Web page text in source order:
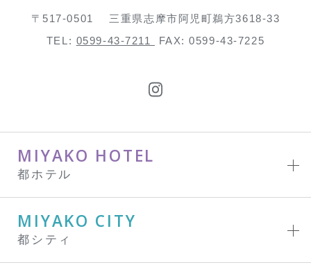
〒517-0501
三重県志摩市阿児町鵜方3618-33
TEL: 0599-43-7211 FAX: 0599-43-7225
MIYAKO HOTEL
都ホテル
MIYAKO CITY
都シティ